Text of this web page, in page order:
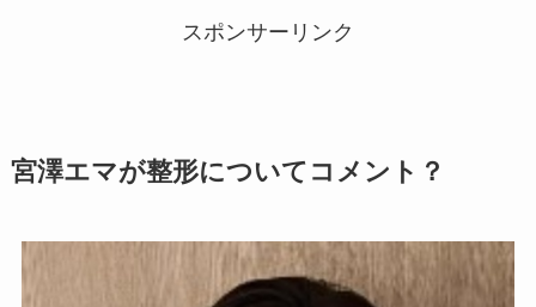
スポンサーリンク
宮澤エマが整形についてコメント？